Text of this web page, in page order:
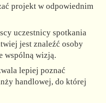
projekt w odpowiednim
uczestnicy spotkania
jest znaleźć osoby
wspólną wizją.
lepiej poznać
handlowej, do której